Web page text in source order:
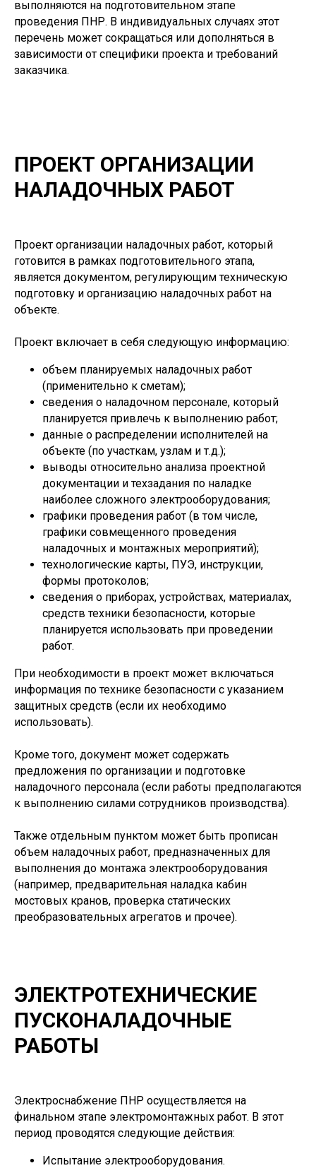
выполняются на подготовительном этапе
проведения ПНР. В индивидуальных случаях этот
перечень может сокращаться или дополняться в
зависимости от специфики проекта и требований
заказчика.
ПРОЕКТ ОРГАНИЗАЦИИ
НАЛАДОЧНЫХ РАБОТ
Проект организации наладочных работ, который
готовится в рамках подготовительного этапа,
является документом, регулирующим техническую
подготовку и организацию наладочных работ на
объекте.
Проект включает в себя следующую информацию:
объем планируемых наладочных работ
(применительно к сметам);
сведения о наладочном персонале, который
планируется привлечь к выполнению работ;
данные о распределении исполнителей на
объекте (по участкам, узлам и т.д.);
выводы относительно анализа проектной
документации и техзадания по наладке
наиболее сложного электрооборудования;
графики проведения работ (в том числе,
графики совмещенного проведения
наладочных и монтажных мероприятий);
технологические карты, ПУЭ, инструкции,
формы протоколов;
сведения о приборах, устройствах, материалах,
средств техники безопасности, которые
планируется использовать при проведении
работ.
При необходимости в проект может включаться
информация по технике безопасности с указанием
защитных средств (если их необходимо
использовать).
Кроме того, документ может содержать
предложения по организации и подготовке
наладочного персонала (если работы предполагаются
к выполнению силами сотрудников производства).
Также отдельным пунктом может быть прописан
объем наладочных работ, предназначенных для
выполнения до монтажа электрооборудования
(например, предварительная наладка кабин
мостовых кранов, проверка статических
преобразовательных агрегатов и прочее).
ЭЛЕКТРОТЕХНИЧЕСКИЕ
ПУСКОНАЛАДОЧНЫЕ
РАБОТЫ
Электроснабжение ПНР осуществляется на
финальном этапе электромонтажных работ. В этот
период проводятся следующие действия:
Испытание электрооборудования.